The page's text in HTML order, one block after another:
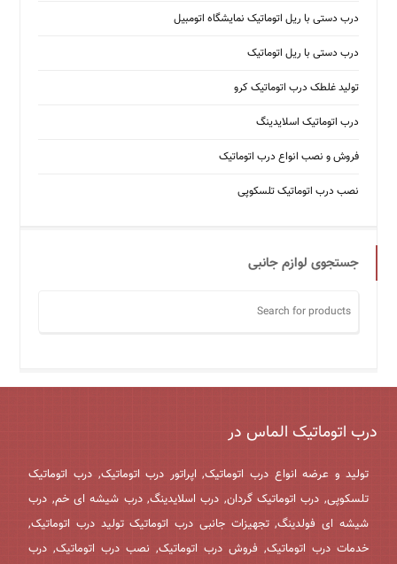
درب دستی با ریل اتوماتیک نمایشگاه اتومبیل
درب دستی با ریل اتوماتیک
تولید غلطک درب اتوماتیک کرو
درب اتوماتیک اسلایدینگ
فروش و نصب انواع درب اتوماتیک
نصب درب اتوماتیک تلسکوپی
جستجوی لوازم جانبی
درب اتوماتیک الماس در
تولید و عرضه انواع درب اتوماتیک, اپراتور درب اتوماتیک, درب اتوماتیک
تلسکوپی, درب اتوماتیک گردان, درب اسلایدینگ, درب شیشه ای خم, درب
شیشه ای فولدینگ, تجهیزات جانبی درب اتوماتیک تولید درب اتوماتیک,
خدمات درب اتوماتیک, فروش درب اتوماتیک, نصب درب اتوماتیک, درب